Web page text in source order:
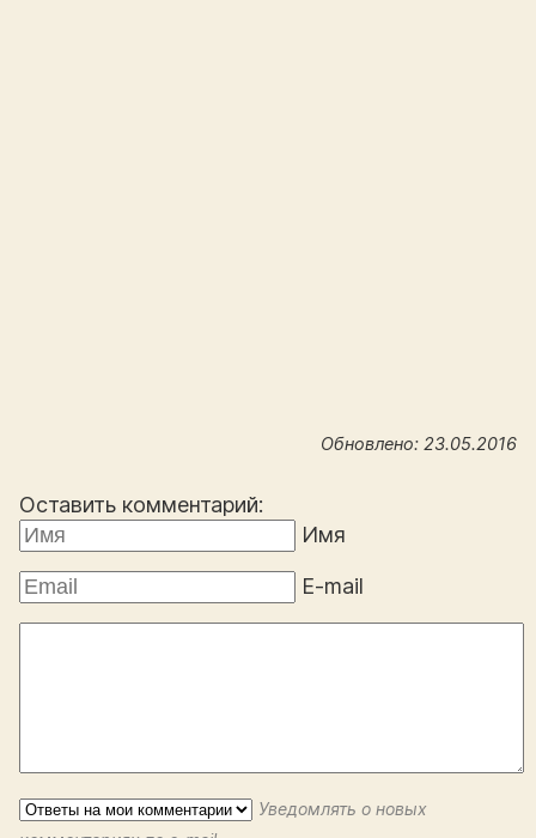
Обновлено: 23.05.2016
Оставить комментарий:
Имя
E-mail
Уведомлять о новых